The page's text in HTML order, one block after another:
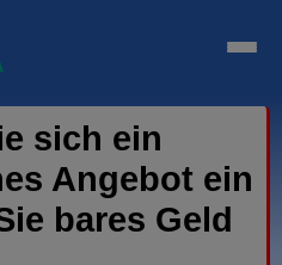
sich ein
Angebot ein
bares Geld